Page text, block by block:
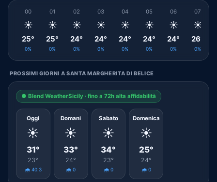
00
☀️
25°
0%
01
☀️
25°
0%
02
☀️
24°
0%
03
☀️
24°
0%
04
☀️
24°
0%
05
☀️
24°
0%
06
☀️
24°
0%
07
☀️
26°
0%
PROSSIMI GIORNI A SANTA MARGHERITA DI BELICE
● Blend WeatherSicily · fino a 72h alta affidabilità
Oggi
☀️
31°
23°
🌧️ 40.3
Domani
☀️
33°
24°
🌧️ 0
Sabato
☀️
34°
23°
🌧️ 0
Domenica
☀️
25°
24°
🌧️ 0